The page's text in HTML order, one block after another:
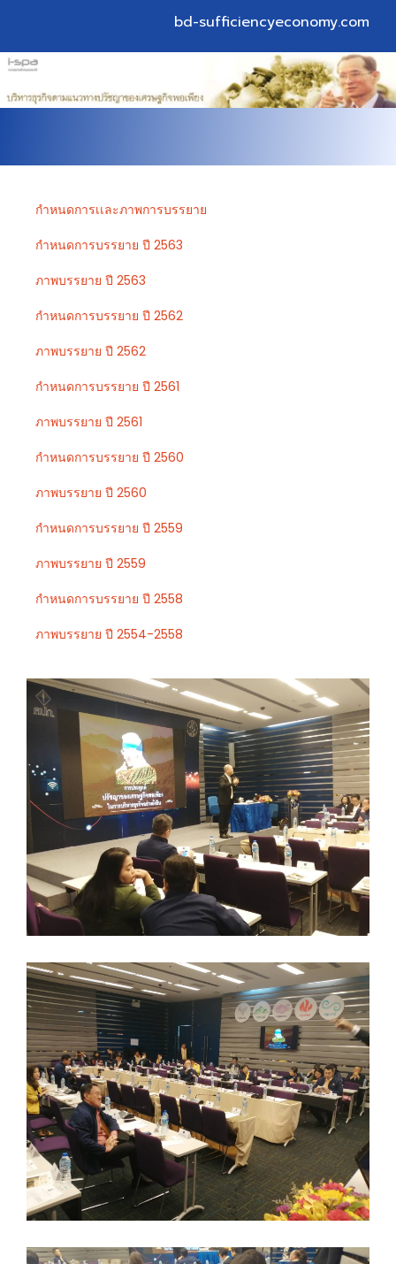
bd-sufficiencyeconomy.com
กำหนดการเเละภาพการบรรยาย
กำหนดการบรรยาย ปี 2563
ภาพบรรยาย ปี 2563
กำหนดการบรรยาย ปี 2562
ภาพบรรยาย ปี 2562
กำหนดการบรรยาย ปี 2561
ภาพบรรยาย ปี 2561
กำหนดการบรรยาย ปี 2560
ภาพบรรยาย ปี 2560
กำหนดการบรรยาย ปี 2559
ภาพบรรยาย ปี 2559
กำหนดการบรรยาย ปี 2558
ภาพบรรยาย ปี 2554-2558